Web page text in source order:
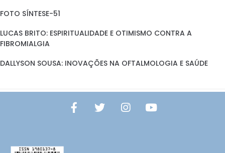
FOTO SÍNTESE-51
LUCAS BRITO: ESPIRITUALIDADE E OTIMISMO CONTRA A
FIBROMIALGIA
DALLYSON SOUSA: INOVAÇÕES NA OFTALMOLOGIA E SAÚDE